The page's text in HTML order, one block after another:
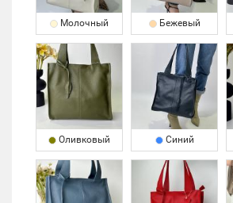
Молочный Бежевый
Оливковый Синий